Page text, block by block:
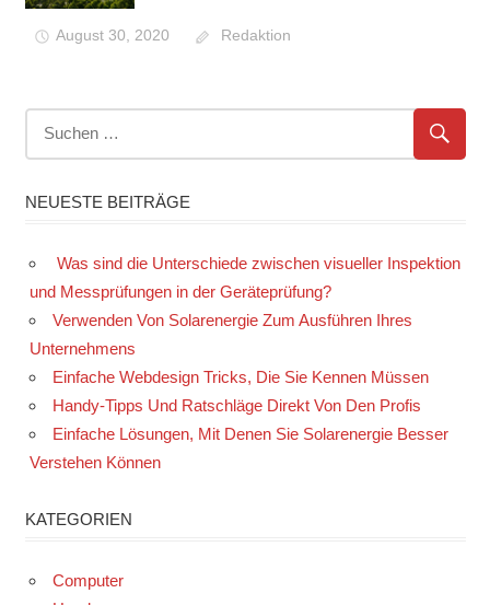
August 30, 2020 Redaktion
NEUESTE BEITRÄGE
Was sind die Unterschiede zwischen visueller Inspektion
und Messprüfungen in der Geräteprüfung?
Verwenden Von Solarenergie Zum Ausführen Ihres
Unternehmens
Einfache Webdesign Tricks, Die Sie Kennen Müssen
Handy-Tipps Und Ratschläge Direkt Von Den Profis
Einfache Lösungen, Mit Denen Sie Solarenergie Besser
Verstehen Können
KATEGORIEN
Computer